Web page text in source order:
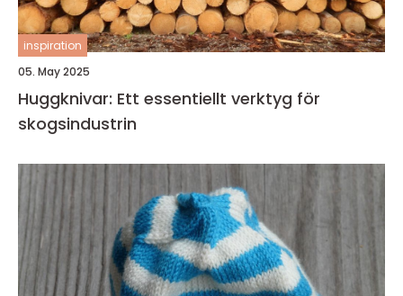
inspiration
05. May 2025
Huggknivar: Ett essentiellt verktyg för
skogsindustrin